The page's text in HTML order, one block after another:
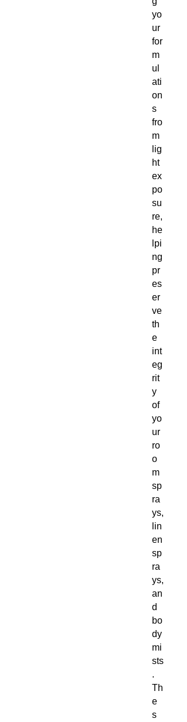
yo
ur
for
m
ul
ati
on
s
fro
m
lig
ht
ex
po
su
re,
he
lpi
ng
pr
es
er
ve
th
e
int
eg
rit
y
of
yo
ur
ro
o
m
sp
ra
ys,
lin
en
sp
ra
ys,
an
d
bo
dy
mi
sts
.
Th
e
s